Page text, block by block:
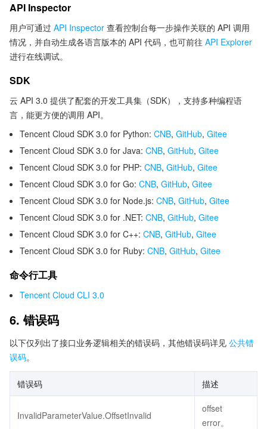
API Inspector
用户可通过 API Inspector 查看控制台每一步操作关联的 API 调用
情况，并自动生成各语言版本的 API 代码，也可前往 API Explorer
进行在线调试。
SDK
云 API 3.0 提供了配套的开发工具集（SDK），支持多种编程语
言，能更方便的调用 API。
Tencent Cloud SDK 3.0 for Python: CNB, GitHub, Gitee
Tencent Cloud SDK 3.0 for Java: CNB, GitHub, Gitee
Tencent Cloud SDK 3.0 for PHP: CNB, GitHub, Gitee
Tencent Cloud SDK 3.0 for Go: CNB, GitHub, Gitee
Tencent Cloud SDK 3.0 for Node.js: CNB, GitHub, Gitee
Tencent Cloud SDK 3.0 for .NET: CNB, GitHub, Gitee
Tencent Cloud SDK 3.0 for C++: CNB, GitHub, Gitee
Tencent Cloud SDK 3.0 for Ruby: CNB, GitHub, Gitee
命令行工具
Tencent Cloud CLI 3.0
6. 错误码
以下仅列出了接口业务逻辑相关的错误码，其他错误码详见 公共错
误码。
错误码 描述
InvalidParameterValue.OffsetInvalid
offset
error。